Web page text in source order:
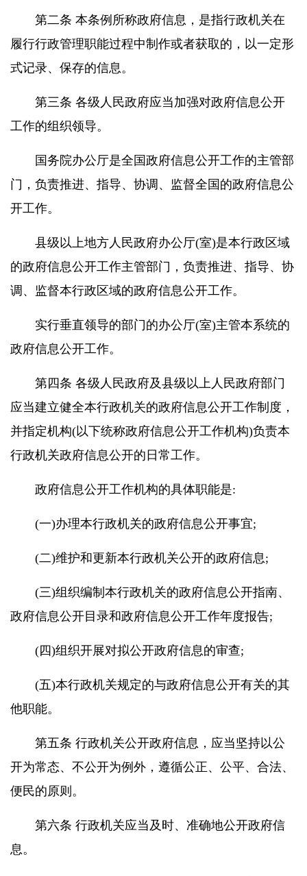
第二条 本条例所称政府信息，是指行政机关在
履行行政管理职能过程中制作或者获取的，以一定形
式记录、保存的信息。
第三条 各级人民政府应当加强对政府信息公开
工作的组织领导。
国务院办公厅是全国政府信息公开工作的主管部
门，负责推进、指导、协调、监督全国的政府信息公
开工作。
县级以上地方人民政府办公厅(室)是本行政区域
的政府信息公开工作主管部门，负责推进、指导、协
调、监督本行政区域的政府信息公开工作。
实行垂直领导的部门的办公厅(室)主管本系统的
政府信息公开工作。
第四条 各级人民政府及县级以上人民政府部门
应当建立健全本行政机关的政府信息公开工作制度，
并指定机构(以下统称政府信息公开工作机构)负责本
行政机关政府信息公开的日常工作。
政府信息公开工作机构的具体职能是:
(一)办理本行政机关的政府信息公开事宜;
(二)维护和更新本行政机关公开的政府信息;
(三)组织编制本行政机关的政府信息公开指南、
政府信息公开目录和政府信息公开工作年度报告;
(四)组织开展对拟公开政府信息的审查;
(五)本行政机关规定的与政府信息公开有关的其
他职能。
第五条 行政机关公开政府信息，应当坚持以公
开为常态、不公开为例外，遵循公正、公平、合法、
便民的原则。
第六条 行政机关应当及时、准确地公开政府信
息。